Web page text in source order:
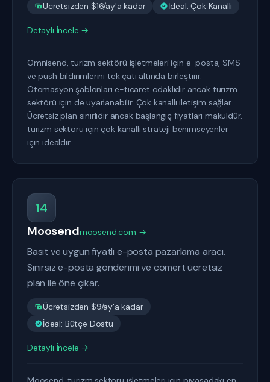
Ücretsizden $16/ay'a kadar İdeal: Çok Kanallı
Detaylı İncele →
Omnisend, turizm sektörü işletmeleri için e-posta, SMS
ve push bildirimlerini tek çatı altında birleştirir.
Otomasyon şablonları e-ticaret odaklıdır ancak turizm
sektörü için de uyarlanabilir. Çok kanallı iletişim sağlar.
Ücretsiz plan sınırlıdır ancak başlangıç fiyatları makuldür.
turizm sektörü için çok kanallı strateji benimseyenler
için idealdir.
14
Moosendmoosend.com →
Basit ve uygun fiyatlı e-posta pazarlama aracı.
Sınırsız e-posta gönderimi ve cömert ücretsiz
plan ile öne çıkar.
Ücretsizden $9/ay'a kadar
İdeal: Bütçe Dostu
Detaylı İncele →